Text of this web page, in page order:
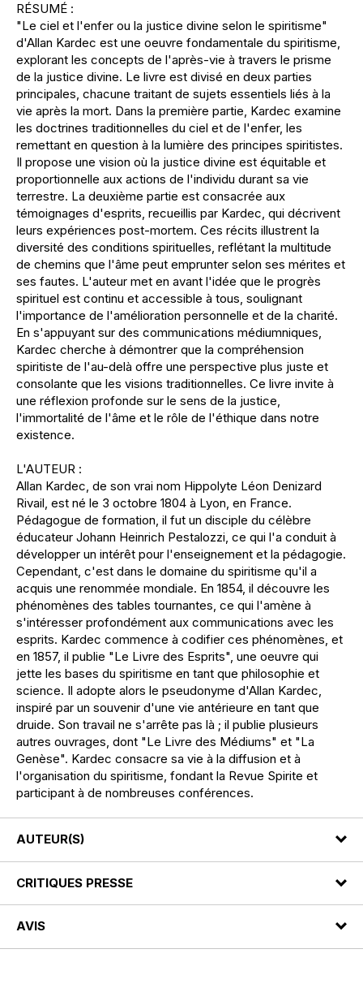
RÉSUMÉ :
"Le ciel et l'enfer ou la justice divine selon le spiritisme"
d'Allan Kardec est une oeuvre fondamentale du spiritisme,
explorant les concepts de l'après-vie à travers le prisme
de la justice divine. Le livre est divisé en deux parties
principales, chacune traitant de sujets essentiels liés à la
vie après la mort. Dans la première partie, Kardec examine
les doctrines traditionnelles du ciel et de l'enfer, les
remettant en question à la lumière des principes spiritistes.
Il propose une vision où la justice divine est équitable et
proportionnelle aux actions de l'individu durant sa vie
terrestre. La deuxième partie est consacrée aux
témoignages d'esprits, recueillis par Kardec, qui décrivent
leurs expériences post-mortem. Ces récits illustrent la
diversité des conditions spirituelles, reflétant la multitude
de chemins que l'âme peut emprunter selon ses mérites et
ses fautes. L'auteur met en avant l'idée que le progrès
spirituel est continu et accessible à tous, soulignant
l'importance de l'amélioration personnelle et de la charité.
En s'appuyant sur des communications médiumniques,
Kardec cherche à démontrer que la compréhension
spiritiste de l'au-delà offre une perspective plus juste et
consolante que les visions traditionnelles. Ce livre invite à
une réflexion profonde sur le sens de la justice,
l'immortalité de l'âme et le rôle de l'éthique dans notre
existence.
L'AUTEUR :
Allan Kardec, de son vrai nom Hippolyte Léon Denizard
Rivail, est né le 3 octobre 1804 à Lyon, en France.
Pédagogue de formation, il fut un disciple du célèbre
éducateur Johann Heinrich Pestalozzi, ce qui l'a conduit à
développer un intérêt pour l'enseignement et la pédagogie.
Cependant, c'est dans le domaine du spiritisme qu'il a
acquis une renommée mondiale. En 1854, il découvre les
phénomènes des tables tournantes, ce qui l'amène à
s'intéresser profondément aux communications avec les
esprits. Kardec commence à codifier ces phénomènes, et
en 1857, il publie "Le Livre des Esprits", une oeuvre qui
jette les bases du spiritisme en tant que philosophie et
science. Il adopte alors le pseudonyme d'Allan Kardec,
inspiré par un souvenir d'une vie antérieure en tant que
druide. Son travail ne s'arrête pas là ; il publie plusieurs
autres ouvrages, dont "Le Livre des Médiums" et "La
Genèse". Kardec consacre sa vie à la diffusion et à
l'organisation du spiritisme, fondant la Revue Spirite et
participant à de nombreuses conférences.
AUTEUR(S)
CRITIQUES PRESSE
AVIS